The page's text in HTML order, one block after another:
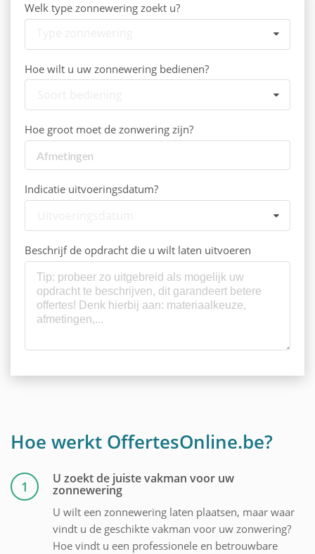
Welk type zonnewering zoekt u?
Hoe wilt u uw zonnewering bedienen?
Hoe groot moet de zonwering zijn?
Indicatie uitvoeringsdatum?
Beschrijf de opdracht die u wilt laten uitvoeren
Hoe werkt OffertesOnline.be?
1 U zoekt de juiste vakman voor uw
zonnewering
U wilt een zonnewering laten plaatsen, maar waar
vindt u de geschikte vakman voor uw zonwering?
Hoe vindt u een professionele en betrouwbare